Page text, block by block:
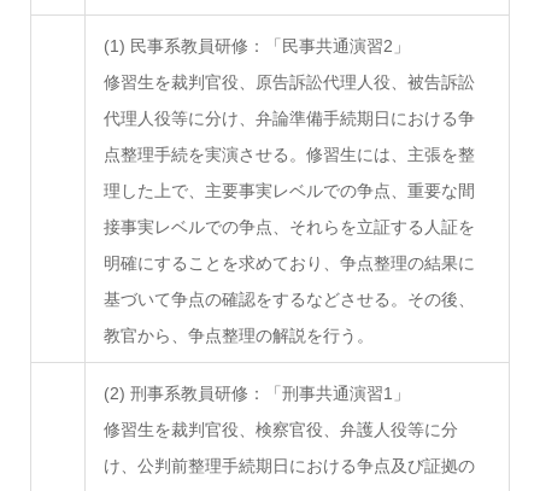
(1) 民事系教員研修：「民事共通演習2」
修習生を裁判官役、原告訴訟代理人役、被告訴訟
代理人役等に分け、弁論準備手続期日における争
点整理手続を実演させる。修習生には、主張を整
理した上で、主要事実レベルでの争点、重要な間
接事実レベルでの争点、それらを立証する人証を
明確にすることを求めており、争点整理の結果に
基づいて争点の確認をするなどさせる。その後、
教官から、争点整理の解説を行う。
(2) 刑事系教員研修：「刑事共通演習1」
修習生を裁判官役、検察官役、弁護人役等に分
け、公判前整理手続期日における争点及び証拠の